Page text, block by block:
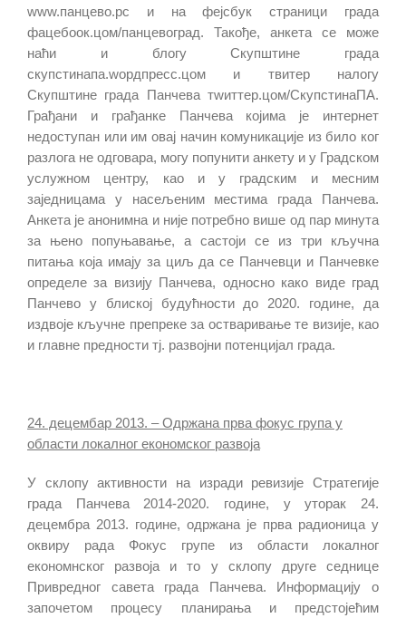
www.панцево.рс и на фејсбук страници града
фацебоок.цом/панцевоград. Такође, анкета се може
наћи и блогу Скупштине града
скупстинапа.wордпресс.цом и твитер налогу
Скупштине града Панчева тwиттер.цом/СкупстинаПА.
Грађани и грађанке Панчева којима је интернет
недоступан или им овај начин комуникације из било ког
разлога не одговара, могу попунити анкету и у Градском
услужном центру, као и у градским и месним
заједницама у насељеним местима града Панчева.
Анкета је анонимна и није потребно више од пар минута
за њено попуњавање, а састоји се из три кључна
питања која имају за циљ да се Панчевци и Панчевке
определе за визију Панчева, односно како виде град
Панчево у блиској будућности до 2020. године, да
издвоје кључне препреке за остваривање те визије, као
и главне предности тј. развојни потенцијал града.
24. децембар 2013. – Одржана прва фокус група у
области локалног економског развоја
У склопу активности на изради ревизије Стратегије
града Панчева 2014-2020. године, у уторак 24.
децембра 2013. године, одржана је прва радионица у
оквиру рада Фокус групе из области локалног
економнског развоја и то у склопу друге седнице
Привредног савета града Панчева. Информацију о
започетом процесу планирања и предстојећим